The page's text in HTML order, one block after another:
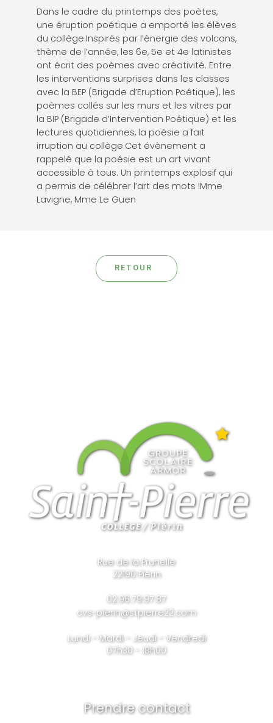
Dans le cadre du printemps des poètes,
une éruption poétique a emporté les élèves
du collège.Inspirés par l’énergie des volcans,
thème de l’année, les 6e, 5e et 4e latinistes
ont écrit des poèmes avec créativité. Entre
les interventions surprises dans les classes
avec la BEP (Brigade d’Eruption Poétique), les
poèmes collés sur les murs et les vitres par
la BIP (Brigade d’Intervention Poétique) et les
lectures quotidiennes, la poésie a fait
irruption au collège.Cet évènement a
rappelé que la poésie est un art vivant
accessible à tous. Un printemps explosif qui
a permis de célébrer l’art des mots !Mme
Lavigne, Mme Le Guen
RETOUR
Rue de la Prunelle
22190 Plérin
02.96.79.97.87
cvs-plerin@stpierre22.com
Lundi - Mardi - Jeudi - Vendredi
07h30 - 18h00
Prendre contact